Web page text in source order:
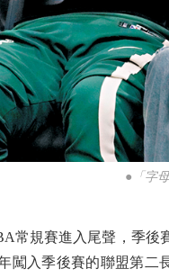
●「字
規賽進入尾聲，季後
闖入季後賽的聯盟第二